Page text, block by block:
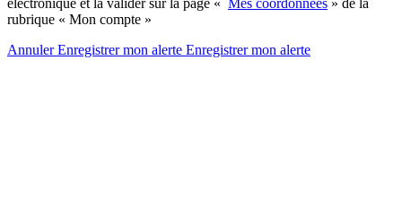
rubrique « Mon compte »
AnnulerEnregistrer mon alerte Enregistrermon alerte